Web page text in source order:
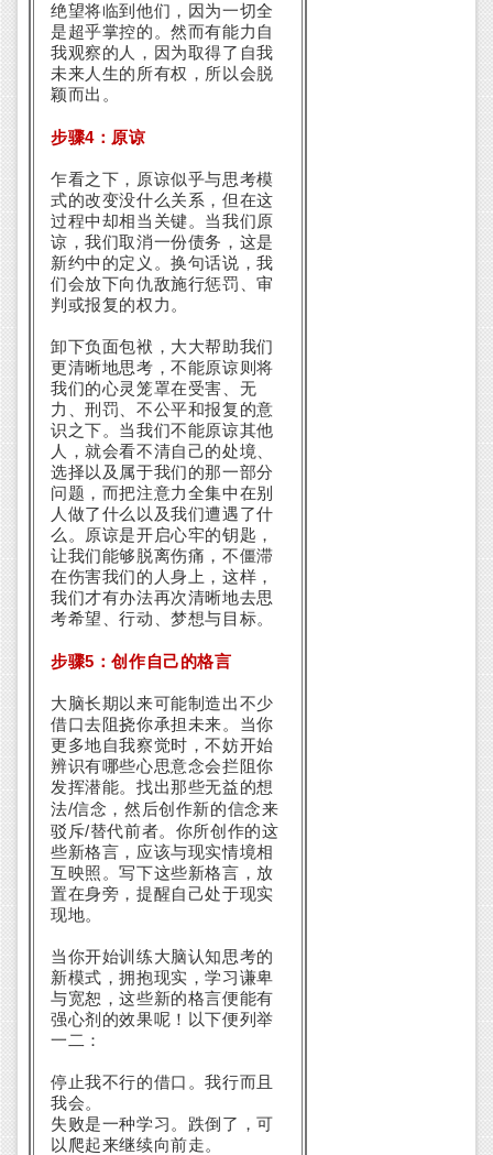
绝望将临到他们，因为一切全
是超乎掌控的。然而有能力自
我观察的人，因为取得了自我
未来人生的所有权，所以会脱
颖而出。
步骤4：原谅
乍看之下，原谅似乎与思考模
式的改变没什么关系，但在这
过程中却相当关键。当我们原
谅，我们取消一份债务，这是
新约中的定义。换句话说，我
们会放下向仇敌施行惩罚、审
判或报复的权力。
卸下负面包袱，大大帮助我们
更清晰地思考，不能原谅则将
我们的心灵笼罩在受害、无
力、刑罚、不公平和报复的意
识之下。当我们不能原谅其他
人，就会看不清自己的处境、
选择以及属于我们的那一部分
问题，而把注意力全集中在别
人做了什么以及我们遭遇了什
么。原谅是开启心牢的钥匙，
让我们能够脱离伤痛，不僵滞
在伤害我们的人身上，这样，
我们才有办法再次清晰地去思
考希望、行动、梦想与目标。
步骤5 ：创作自己的格言
大脑长期以来可能制造出不少
借口去阻挠你承担未来。当你
更多地自我察觉时，不妨开始
辨识有哪些心思意念会拦阻你
发挥潜能。找出那些无益的想
法/信念，然后创作新的信念来
驳斥/替代前者。你所创作的这
些新格言，应该与现实情境相
互映照。写下这些新格言，放
置在身旁，提醒自己处于现实
现地。
当你开始训练大脑认知思考的
新模式，拥抱现实，学习谦卑
与宽恕，这些新的格言便能有
强心剂的效果呢！以下便列举
一二：
停止我不行的借口。我行而且
我会。
失败是一种学习。跌倒了，可
以爬起来继续向前走。